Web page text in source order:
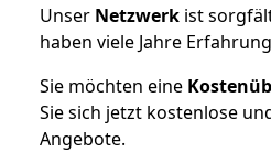
Unser Netzwerk ist
haben viele Jahre
Sie möchten eine
Sie sich jetzt kostenlose
Angebote.